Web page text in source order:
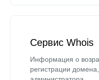
Сервис Whois
Информация о
регистрации